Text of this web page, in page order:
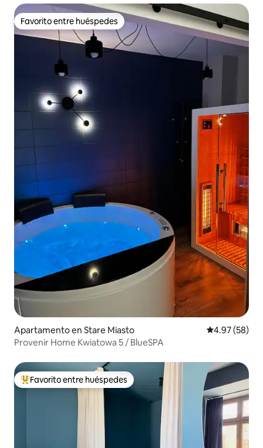
Favorito entre huéspedes
Favorito entre huéspedes
Apartamento en Stare Miasto Calificación
4.97 (58)
Provenir Home Kwiatowa 5 / BlueSPA
Favorito entre huéspedes preferido
Favorito entre huéspedes